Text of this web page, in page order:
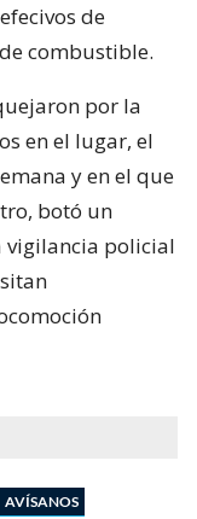
de
combustible.
por la
en el lugar, el
y en el que
botó un
vigilancia policial
AVÍSANOS